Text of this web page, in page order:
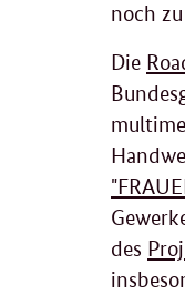
noch
Die
des